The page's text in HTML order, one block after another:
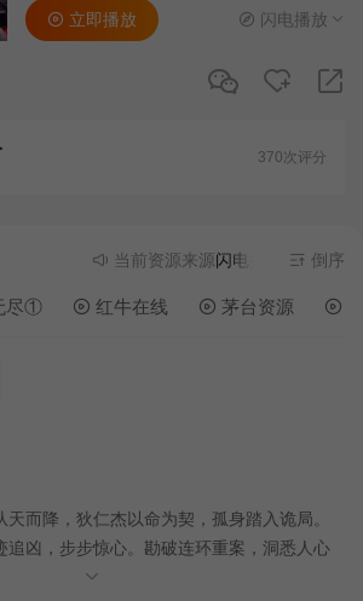
立即播放 闪电播放
370次评分
当前资源来源闪电播放 - 无需安装
倒序
尽① 红牛在线 茅台资源
天而降，狄仁杰以命为契，孤身踏入诡局。
追凶，步步惊心。勘破连环重案，洞悉人心
伏二十载、震动朝野的惊天阴谋昭示于天